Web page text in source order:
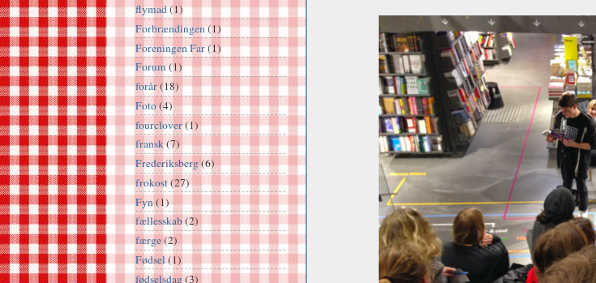
flymad(1)
Forbrændingen(1)
Foreningen Far(1)
Forum(1)
forår(18)
Foto(4)
fourclover(1)
fransk(7)
Frederiksberg(6)
frokost(27)
Fyn(1)
fællesskab(2)
færge(2)
Fødsel(1)
fødselsdag(3)